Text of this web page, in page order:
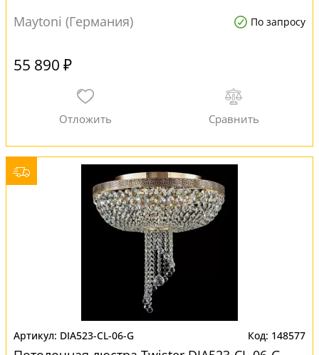
Maytoni (Германия) По запросу
55 890 ₽
DIA523-CL-06-G 148577